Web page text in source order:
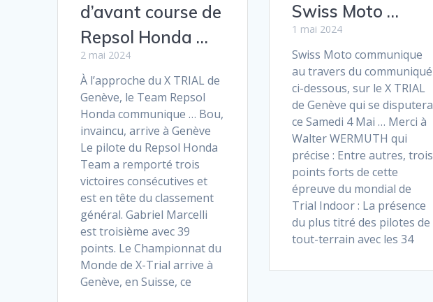
d’avant course de
Repsol Honda …
2 mai 2024
À l’approche du X TRIAL de
Genève, le Team Repsol
Honda communique … Bou,
invaincu, arrive à Genève
Le pilote du Repsol Honda
Team a remporté trois
victoires consécutives et
est en tête du classement
général. Gabriel Marcelli
est troisième avec 39
points. Le Championnat du
Monde de X-Trial arrive à
Genève, en Suisse, ce
Swiss Moto …
1 mai 2024
Swiss Moto communique
au travers du communiqué
ci-dessous, sur le X TRIAL
de Genève qui se disputera
ce Samedi 4 Mai … Merci à
Walter WERMUTH qui
précise : Entre autres, trois
points forts de cette
épreuve du mondial de
Trial Indoor : La présence
du plus titré des pilotes de
tout-terrain avec les 34